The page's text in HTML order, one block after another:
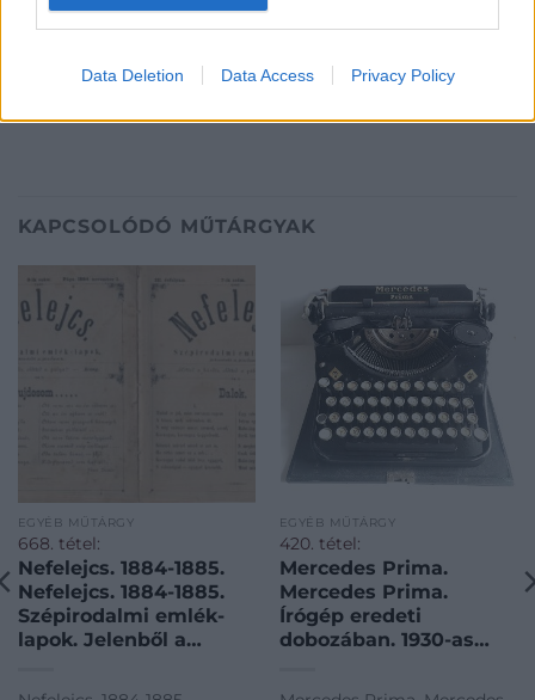
Data Deletion Data Access Privacy Policy
GALÉRIA TOVÁBBI MŰTÁRGYAI
KAPCSOLÓDÓ MŰTÁRGYAK
EGYÉB MŰTÁRGY
668. tétel:
Nefelejcs. 1884-1885.
Nefelejcs. 1884-1885.
Szépirodalmi emlék-
lapok. Jelenből a
EGYÉB MŰTÁRGY
420. tétel:
Mercedes Prima.
Mercedes Prima.
Írógép eredeti
dobozában. 1930-as